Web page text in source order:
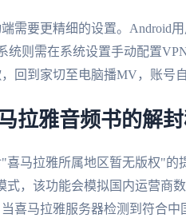
需要更精细的设置。Android
统则需在系统设置手动配置
，回到家切至电脑播MV，账号
拉雅音频书的解封
喜马拉雅所属地区暂无版权"的
式，该功能会模拟国内运营商
喜马拉雅服务器检测到符合